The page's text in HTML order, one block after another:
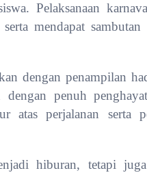
Pelaksanaan
mendapat
dengan penampilan
penuh
perjalanan serta
hiburan, tetapi juga